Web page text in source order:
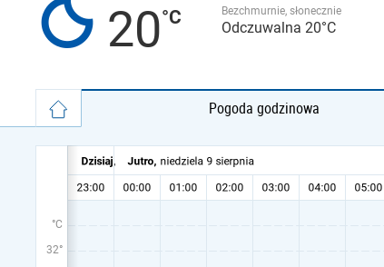
20 Bezchmurnie, słonecznie
Odczuwalna 20°C
Pogoda godzinowa
°C
32°